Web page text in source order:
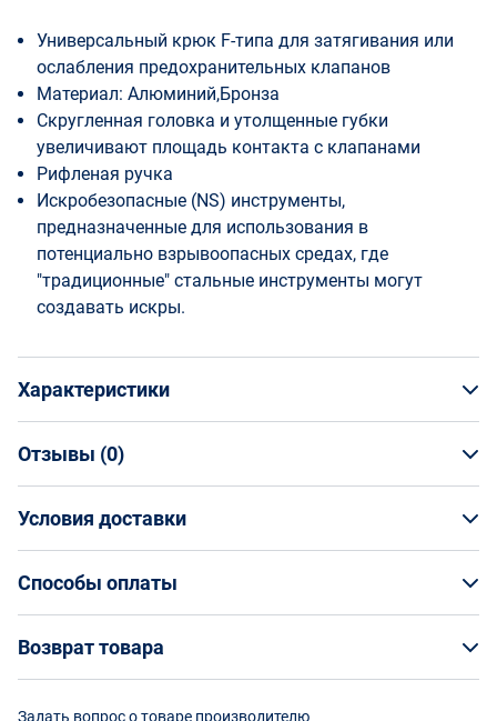
Универсальный крюк F-типа для затягивания или
ослабления предохранительных клапанов
Материал: Алюминий,Бронза
Скругленная головка и утолщенные губки
увеличивают площадь контакта с клапанами
Рифленая ручка
Искробезопасные (NS) инструменты,
предназначенные для использования в
потенциально взрывоопасных средах, где
"традиционные" стальные инструменты могут
создавать искры.
Характеристики
Общая информация
Bahco
Артикул
NS204-48
Страна бренда
Швеция
Срок изготовления
Отзывы (0)
НАПИСАТЬ ОТЗЫВ
Условия доставки
Условия доставки
Способы оплаты
Способы оплаты
Возврат товара
Возврат товара
Задать вопрос о товаре производителю